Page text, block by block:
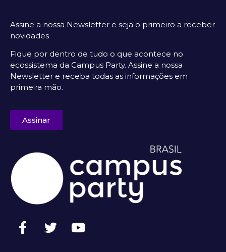
Assine a nossa Newsletter e seja o primeiro a receber
novidades
Fique por dentro de tudo o que acontece no
ecossistema da Campus Party. Assine a nossa
Newsletter e receba todas as informações em
primeira mão.
Assinar